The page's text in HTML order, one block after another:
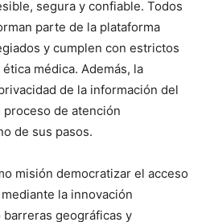
segura y confiable. Todos
parte de la plataforma
y cumplen con estrictos
médica. Además, la
de la información del
de atención
de sus pasos.
misión democratizar el acceso
la innovación
geográficas y